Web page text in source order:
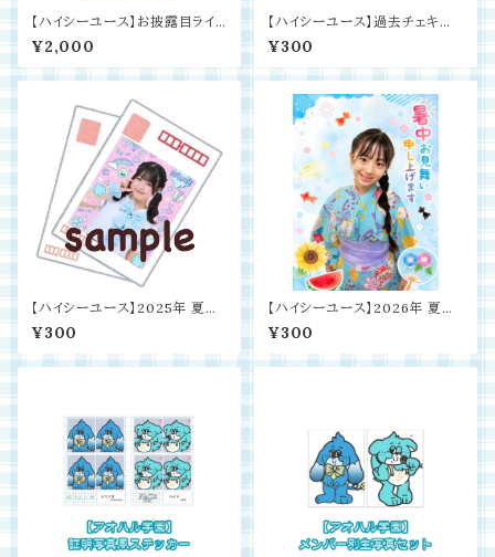
【ハイシーユース】お披露目ライ
ブグッズ アクリルスタンド
¥2,000
【ハイシーユース】過去チェキ券4
種2枚セット
¥300
【ハイシーユース】2025年 夏の
オリジナルポストカード
¥300
【ハイシーユース】2026年 夏の
オリジナルポストカード
¥300